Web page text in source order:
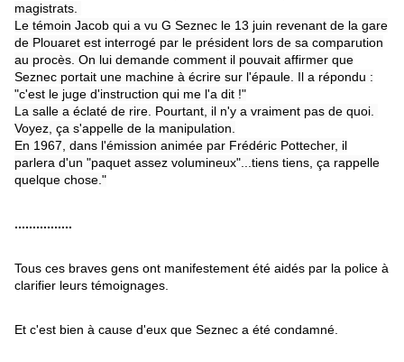
magistrats.
Le témoin Jacob qui a vu G Seznec le 13 juin revenant de la gare
de Plouaret est interrogé par le président lors de sa comparution
au procès. On lui demande comment il pouvait affirmer que
Seznec portait une machine à écrire sur l'épaule. Il a répondu :
"c'est le juge d'instruction qui me l'a dit !"
La salle a éclaté de rire. Pourtant, il n'y a vraiment pas de quoi.
Voyez, ça s'appelle de la manipulation.
En 1967, dans l'émission animée par Frédéric Pottecher, il
parlera d'un "paquet assez volumineux"...tiens tiens, ça rappelle
quelque chose."
................
Tous ces braves gens ont manifestement été aidés par la police à
clarifier leurs témoignages.
Et c'est bien à cause d'eux que Seznec a été condamné.